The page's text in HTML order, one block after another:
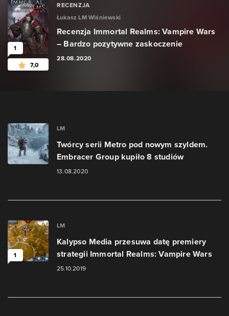
1
7,0
RECENZJA
Łukasz LM Wiśniewski
Recenzja Immortal Realms: Vampire Wars
– Bardzo pozytywne zaskoczenie
28.08.2020
LM
Twórcy serii Metro pod nowym szyldem.
Embracer Group kupiło 8 studiów
13.08.2020
1
LM
Kalypso Media przesuwa datę premiery
strategii Immortal Realms: Vampire Wars
25.10.2019